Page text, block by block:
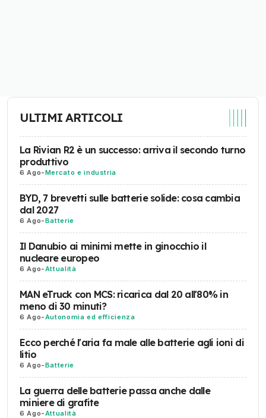
ULTIMI ARTICOLI
La Rivian R2 è un successo: arriva il secondo turno
produttivo
6 Ago-Mercato e industria
BYD, 7 brevetti sulle batterie solide: cosa cambia
dal 2027
6 Ago-Batterie
Il Danubio ai minimi mette in ginocchio il
nucleare europeo
6 Ago-Attualità
MAN eTruck con MCS: ricarica dal 20 all'80% in
meno di 30 minuti?
6 Ago-Autonomia ed efficienza
Ecco perché l'aria fa male alle batterie agli ioni di
litio
6 Ago-Batterie
La guerra delle batterie passa anche dalle
miniere di grafite
6 Ago-Attualità